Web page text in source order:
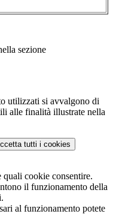
sezione
utilizzati si avvalgono di
alle finalità illustrate nella
tutti i cookies
quali cookie consentire.
il funzionamento della
al funzionamento potete